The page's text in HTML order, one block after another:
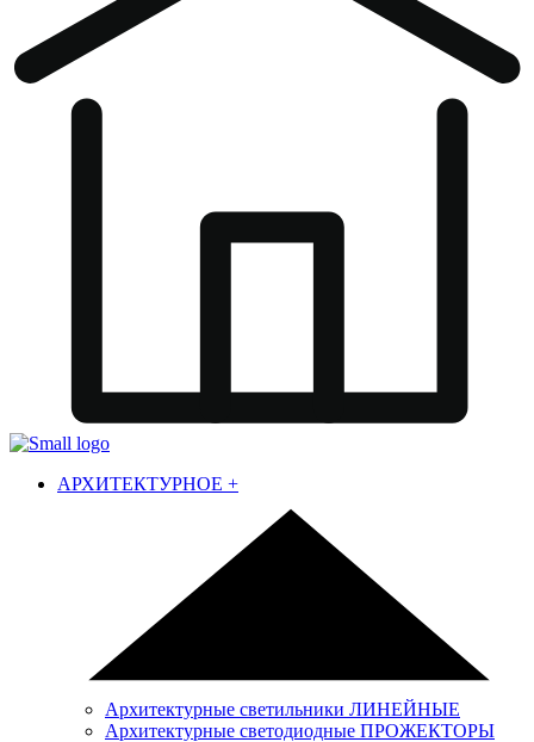
АРХИТЕКТУРНОЕ +
Архитектурные светильники ЛИНЕЙНЫЕ
Архитектурные светодиодные ПРОЖЕКТОРЫ